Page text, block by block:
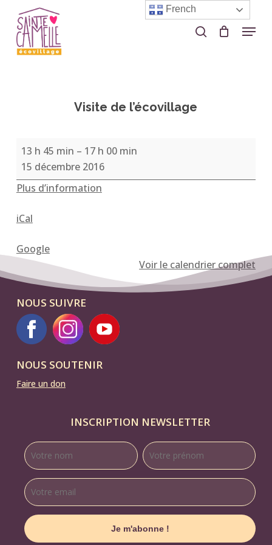
main
content
search Menu
Visite de l’écovillage
Visite
de
l’écovillage
13 h 45 min – 17 h 00 min
15 décembre 2016
Plus d’information
iCal
Google
Voir le calendrier complet
NOUS SUIVRE
NOUS SOUTENIR
Faire un don
INSCRIPTION NEWSLETTER
Close
French